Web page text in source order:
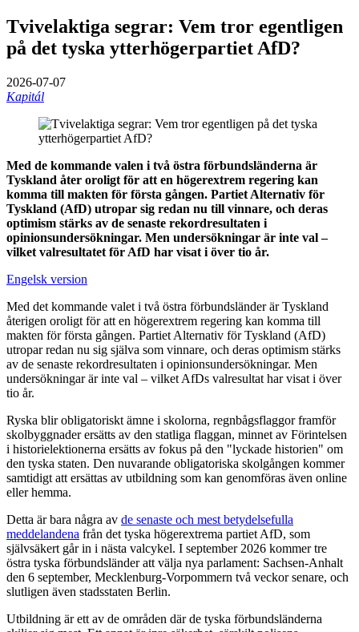
Tvivelaktiga segrar: Vem tror egentligen
på det tyska ytterhögerpartiet AfD?
2026-07-07
Kapitál
Med de kommande valen i två östra förbundsländerna är
Tyskland åter oroligt för att en högerextrem regering kan
komma till makten för första gången. Partiet Alternativ för
Tyskland (AfD) utropar sig redan nu till vinnare, och deras
optimism stärks av de senaste rekordresultaten i
opinionsundersökningar. Men undersökningar är inte val –
vilket valresultatet för AfD har visat i över tio år.
Engelsk version
Med det kommande valet i två östra förbundsländer är Tyskland
återigen oroligt för att en högerextrem regering kan komma till
makten för första gången. Partiet Alternativ för Tyskland (AfD)
utropar redan nu sig själva som vinnare, och deras optimism stärks
av de senaste rekordresultaten i opinionsundersökningar. Men
undersökningar är inte val – vilket AfDs valresultat har visat i över
tio år.
Ryska blir obligatoriskt ämne i skolorna, regnbågsflaggor framför
skolbyggnader ersätts av den statliga flaggan, minnet av Förintelsen
i historielektionerna ersätts av fokus på den "lyckade historien" om
den tyska staten. Den nuvarande obligatoriska skolgången kommer
samtidigt att ersättas av utbildning som kan genomföras även online
eller hemma.
Detta är bara några av de senaste och mest betydelsefulla
meddelandena från det tyska högerextrema partiet AfD, som
självsäkert går in i nästa valcykel. I september 2026 kommer tre
östra tyska förbundsländer att välja nya parlament: Sachsen-Anhalt
den 6 september, Mecklenburg-Vorpommern två veckor senare, och
slutligen även stadsstaten Berlin.
Utbildning är ett av de områden där de tyska förbundsländerna